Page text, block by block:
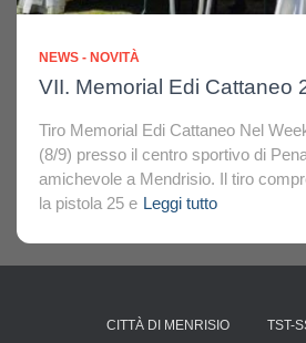
NEWS - NOVITÀ
VII. Memorial Edi Cattaneo
Tiro Memorial Edi Cattaneo Nel
(8/9) presso il centro sportivo di
amichevole a Mendrisio. Il tiro
la pistola 25 e Leggi tutto
CITTÀ DI MENRISIO TST-